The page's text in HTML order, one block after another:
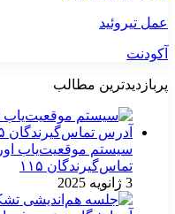
عمل تیروئید
آکودنت
پربازدیدترین مطالب
سیستم موقعیت‌یاب
تماس‌گیرندگان ۱۱۵
3 ژانویه 2025